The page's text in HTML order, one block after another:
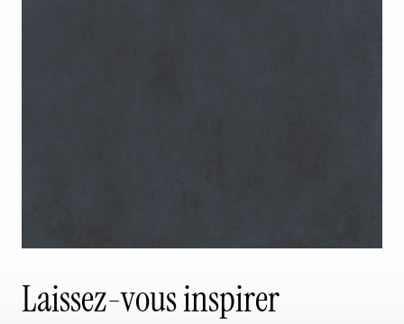
Laissez-vous inspirer